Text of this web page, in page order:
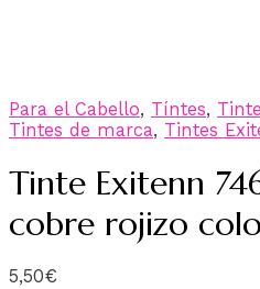
Para el Cabello, Tíntes,
Tintes de marca, Tintes
Tinte Exitenn
cobre rojizo
5,50€